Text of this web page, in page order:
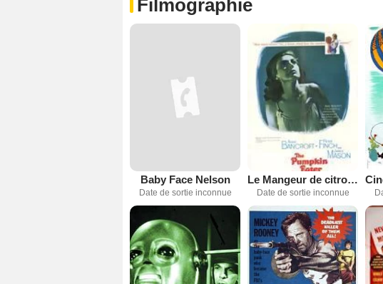
Filmographie
Baby Face Nelson
Date de sortie inconnue
Le Mangeur de citrouilles
Date de sortie inconnue